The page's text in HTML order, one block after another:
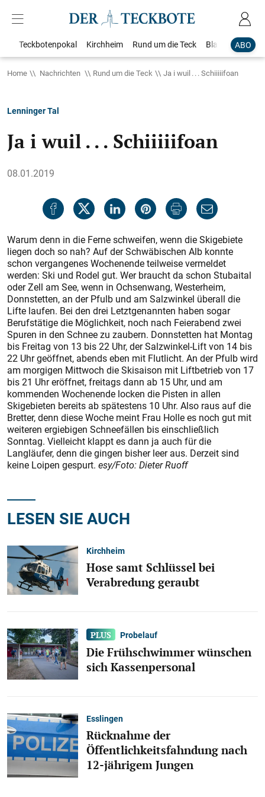
ABO
Teckbotenpokal Kirchheim Rund um die Teck Blaulicht
Home Nachrichten Rund um die Teck Ja i wuil . . . Schiiiiifoan
Lenninger Tal
Ja i wuil . . . Schiiiiifoan
08.01.2019
Warum denn in die Ferne schweifen, wenn die Skigebiete
liegen doch so nah? Auf der Schwäbischen Alb konnte
schon vergangenes Wochenende teilweise vermeldet
werden: Ski und Rodel gut. Wer braucht da schon Stubaital
oder Zell am See, wenn in Ochsenwang, Westerheim,
Donnstetten, an der Pfulb und am Salzwinkel überall die
Lifte laufen. Bei den drei Letztgenannten haben sogar
Berufstätige die Möglichkeit, noch nach Feierabend zwei
Spuren in den Schnee zu zaubern. Donnstetten hat Montag
bis Freitag von 13 bis 22 Uhr, der Salzwinkel-Lift von 14 bis
22 Uhr geöffnet, abends eben mit Flutlicht. An der Pfulb wird
am morgigen Mittwoch die Skisaison mit Liftbetrieb von 17
bis 21 Uhr eröffnet, freitags dann ab 15 Uhr, und am
kommenden Wochenende locken die Pisten in allen
Skigebieten bereits ab spätestens 10 Uhr. Also raus auf die
Bretter, denn diese Woche meint Frau Holle es noch gut mit
weiteren ergiebigen Schneefällen bis einschließlich
Sonntag. Vielleicht klappt es dann ja auch für die
Langläufer, denn die gingen bisher leer aus. Derzeit sind
keine Loipen gespurt. esy/Foto: Dieter Ruoff
LESEN SIE AUCH
Kirchheim
Hose samt Schlüssel bei
Verabredung geraubt
Probelauf
Die Frühschwimmer wünschen
sich Kassenpersonal
Esslingen
Rücknahme der
Öffentlichkeitsfahndung nach
12-jährigem Jungen